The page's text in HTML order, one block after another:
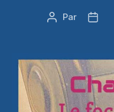
Auteur
Par
Date